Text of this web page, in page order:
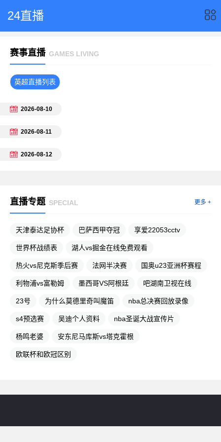
24直播
赛事直播 GAMES LIVING
英超直播列表
2026-08-10
2026-08-11
2026-08-12
直播专题 SPECIAL 更多 +
天津泰达足协杯 巴萨西甲夺冠 享爱22053cctv
世界杯战绩表 湖人vs掘金在线免费观看
热火vs尼克斯季后赛 法网半决赛 国奥u23亚洲杯赛程
利物浦vs富勒姆 墨西哥VS阿根廷 吧湖南卫视在线
23号 为什么莫德里奇叫魔笛 nba总决赛回放录像
s4预选赛 吴迪个人资料 nba圣诞大战宣传片
杨鸣老婆 安东尼马库斯vs塔克霍根
欧联杯和欧冠区别